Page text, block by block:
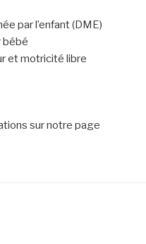
par l’enfant (DME)
bébé
et motricité libre
sur notre page